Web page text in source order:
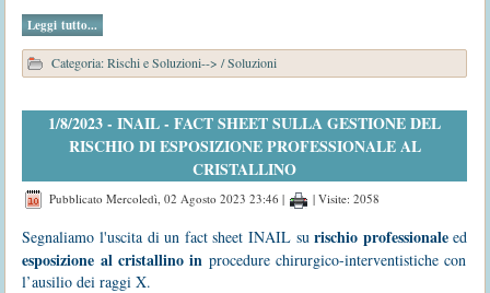
Leggi tutto...
Categoria:Rischi e Soluzioni--> /Soluzioni
1/8/2023 - INAIL - FACT SHEET SULLA GESTIONE DEL
RISCHIO DI ESPOSIZIONE PROFESSIONALE AL
CRISTALLINO
Pubblicato Mercoledì, 02 Agosto 2023 23:46 | | Visite: 2058
Segnaliamo l'uscita di un fact sheet INAIL surischio professionaleed
esposizione al cristallino in procedure chirurgico-interventistiche con
l’ausilio dei raggi X.